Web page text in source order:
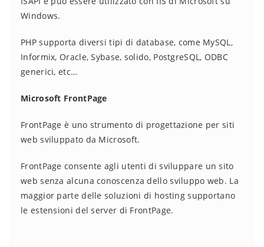
Windows.
PHP supporta diversi tipi di database, come MySQL,
Informix, Oracle, Sybase, solido, PostgreSQL, ODBC
generici, etc…
Microsoft FrontPage
FrontPage è uno strumento di progettazione per siti
web sviluppato da Microsoft.
FrontPage consente agli utenti di sviluppare un sito
web senza alcuna conoscenza dello sviluppo web. La
maggior parte delle soluzioni di hosting supportano
le estensioni del server di FrontPage.